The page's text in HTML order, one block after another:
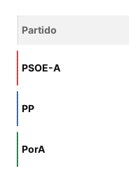
Partido
PSOE-A
PP
PorA